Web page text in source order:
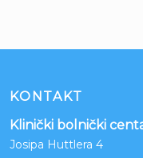
KONTAKT
Klinički bolnički
Josipa Huttlera 4